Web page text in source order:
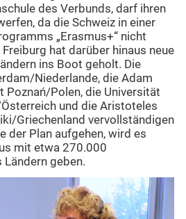
des Verbunds, darf ihren
da die Schweiz in einer
„Erasmus+“ nicht
hat darüber hinaus neue
ins Boot geholt. Die
Niederlande, die Adam
Poznań/Polen, die Universität
und die Aristoteles
Griechenland vervollständigen
der Plan aufgehen, wird es
mit etwa 270.000
Ländern geben.